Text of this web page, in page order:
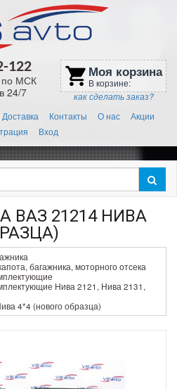
122
по МСК
24/7
shopping_cart Моя корзина
В корзине:
как сделать заказ?
Контакты О нас
Акции
Вход
ВАЗ 21214 НИВА
багажника, моторного отсека
Нива 2121, Нива 2131,
4*4 (нового образца)